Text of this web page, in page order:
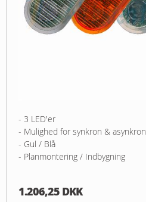
- 3 LED'er
- Mulighed for synkron & asynkron
- Gul / Blå
- Planmontering / Indbygning
1.206,25 DKK